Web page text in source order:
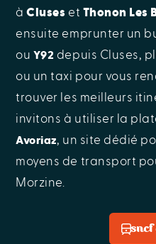
àCluses et Thonon Les
ensuite emprunter un
ou Y92 depuis Cluses,
ou un taxi pour vous
trouver les meilleurs
invitons à utiliser la
Avoriaz, un site dédié
moyens de transport
Morzine.
sncf